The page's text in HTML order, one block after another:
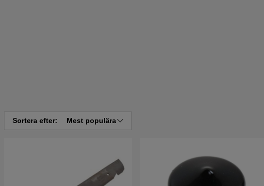
Sortera efter: Mest populära